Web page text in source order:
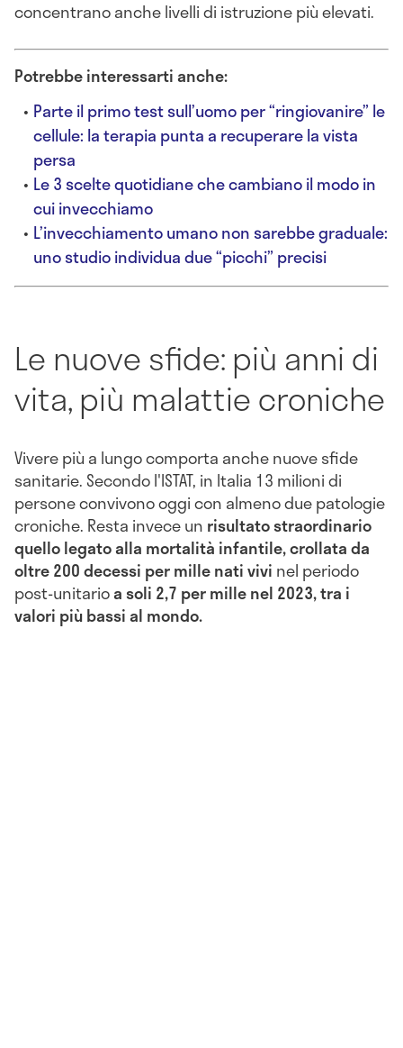
concentrano anche livelli di istruzione più elevati.
Potrebbe interessarti anche:
Parte il primo test sull’uomo per “ringiovanire” le
cellule: la terapia punta a recuperare la vista
persa
Le 3 scelte quotidiane che cambiano il modo in
cui invecchiamo
L’invecchiamento umano non sarebbe graduale:
uno studio individua due “picchi” precisi
Le nuove sfide: più anni di
vita, più malattie croniche
Vivere più a lungo comporta anche nuove sfide
sanitarie. Secondo l'ISTAT, in Italia 13 milioni di
persone convivono oggi con almeno due patologie
croniche. Resta invece un risultato straordinario
quello legato alla mortalità infantile, crollata da
oltre 200 decessi per mille nati vivi nel periodo
post-unitarioa soli 2,7 per mille nel 2023, tra i
valori più bassi al mondo.